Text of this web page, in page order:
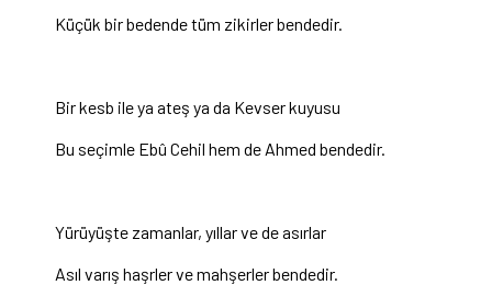
Küçük bir bedende tüm zikirler bendedir.
Bir kesb ile ya ateş ya da Kevser kuyusu
Bu seçimle Ebû Cehil hem de Ahmed bendedir.
Yürüyüşte zamanlar, yıllar ve de asırlar
Asıl varış haşrler ve mahşerler bendedir.